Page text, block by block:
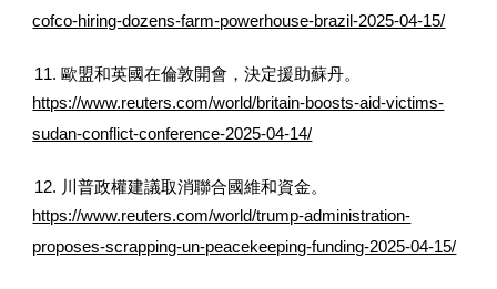
cofco-hiring-dozens-farm-powerhouse-brazil-2025-04-15/
11. 歐盟和英國在倫敦開會，決定援助蘇丹。
https://www.reuters.com/world/britain-boosts-aid-victims-
sudan-conflict-conference-2025-04-14/
12. 川普政權建議取消聯合國維和資金。
https://www.reuters.com/world/trump-administration-
proposes-scrapping-un-peacekeeping-funding-2025-04-15/